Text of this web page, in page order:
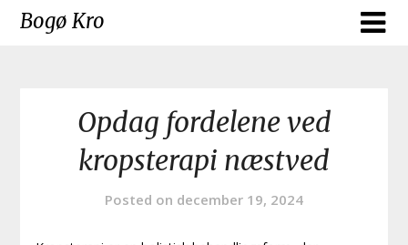
SkipBogø Kro
Opdag fordelene ved
kropsterapi næstved
Posted on december 19, 2024